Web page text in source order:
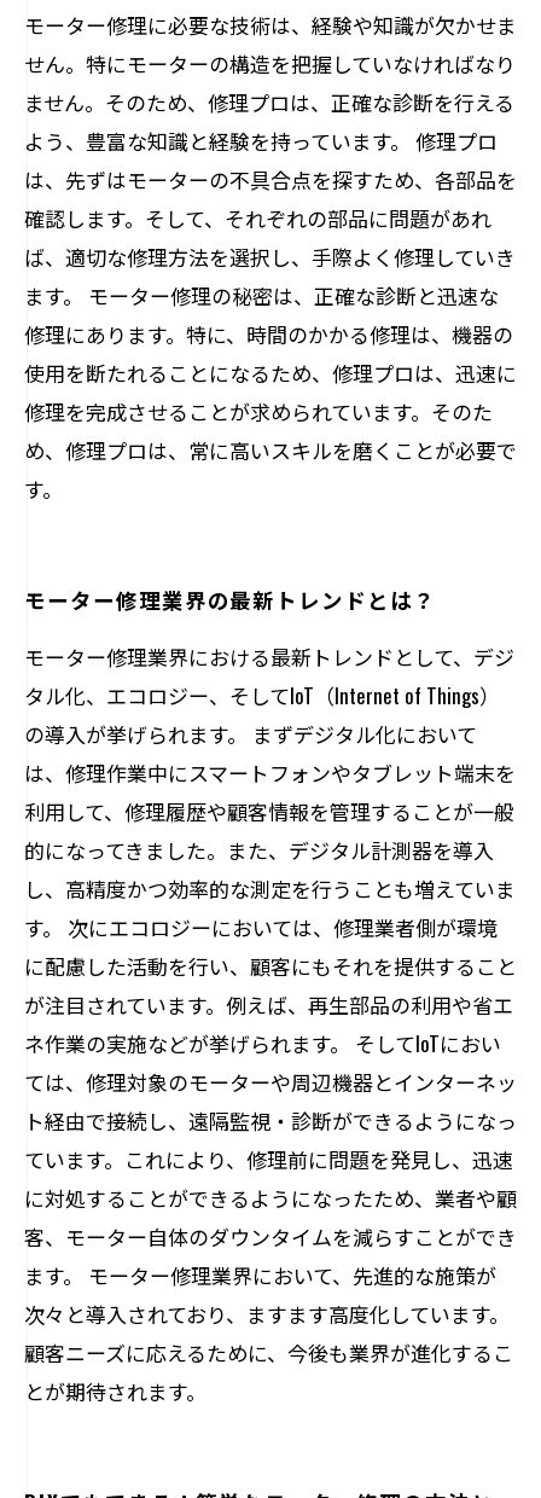
モーター修理に必要な技術は、経験や知識が欠かせま
せん。特にモーターの構造を把握していなければなり
ません。そのため、修理プロは、正確な診断を行える
よう、豊富な知識と経験を持っています。 修理プロ
は、先ずはモーターの不具合点を探すため、各部品を
確認します。そして、それぞれの部品に問題があれ
ば、適切な修理方法を選択し、手際よく修理していき
ます。 モーター修理の秘密は、正確な診断と迅速な
修理にあります。特に、時間のかかる修理は、機器の
使用を断たれることになるため、修理プロは、迅速に
修理を完成させることが求められています。そのた
め、修理プロは、常に高いスキルを磨くことが必要で
す。
モーター修理業界の最新トレンドとは？
モーター修理業界における最新トレンドとして、デジ
タル化、エコロジー、そしてIoT（Internet of Things）
の導入が挙げられます。 まずデジタル化において
は、修理作業中にスマートフォンやタブレット端末を
利用して、修理履歴や顧客情報を管理することが一般
的になってきました。また、デジタル計測器を導入
し、高精度かつ効率的な測定を行うことも増えていま
す。 次にエコロジーにおいては、修理業者側が環境
に配慮した活動を行い、顧客にもそれを提供すること
が注目されています。例えば、再生部品の利用や省エ
ネ作業の実施などが挙げられます。 そしてIoTにおい
ては、修理対象のモーターや周辺機器とインターネッ
ト経由で接続し、遠隔監視・診断ができるようになっ
ています。これにより、修理前に問題を発見し、迅速
に対処することができるようになったため、業者や顧
客、モーター自体のダウンタイムを減らすことができ
ます。 モーター修理業界において、先進的な施策が
次々と導入されており、ますます高度化しています。
顧客ニーズに応えるために、今後も業界が進化するこ
とが期待されます。